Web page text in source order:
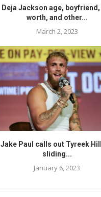
Deja Jackson age,
worth, and other...
March 2, 2023
Jake Paul calls out Tyreek
sliding...
January 6, 2023